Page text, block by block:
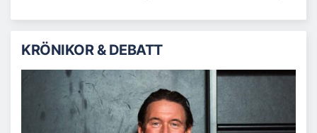
KRÖNIKOR & DEBATT